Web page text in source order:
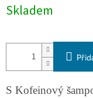
cena:
Skladem
S Kofeinový